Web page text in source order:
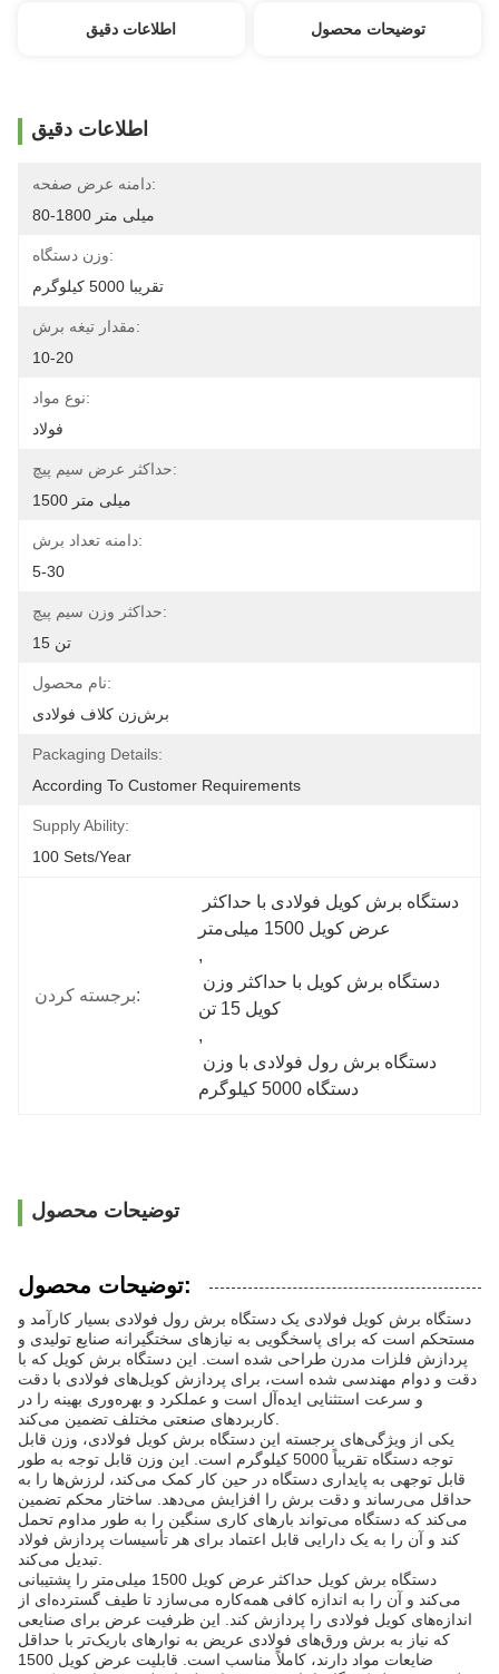
اطلاعات دقیق توضیحات محصول
اطلاعات دقیق
دامنه عرض صفحه:
80-1800 میلی متر
وزن دستگاه:
تقریبا 5000 کیلوگرم
مقدار تیغه برش:
10-20
نوع مواد:
فولاد
حداکثر عرض سیم پیچ:
1500 میلی متر
دامنه تعداد برش:
5-30
حداکثر وزن سیم پیچ:
15 تن
نام محصول:
برش‌زن کلاف فولادی
Packaging Details:
According To Customer Requirements
Supply Ability:
100 Sets/year
برجسته کردن:
عرض کویل 1500 میلی‌متر
,
کویل 15 تن
,
دستگاه 5000 کیلوگرم
توضیحات محصول
توضیحات محصول:
دستگاه برش کویل فولادی یک دستگاه برش رول فولادی بسیار کارآمد و
مستحکم است که برای پاسخگویی به نیازهای سختگیرانه صنایع تولیدی و
پردازش فلزات مدرن طراحی شده است. این دستگاه برش کویل که با
دقت و دوام مهندسی شده است، برای پردازش کویل‌های فولادی با دقت
و سرعت استثنایی ایده‌آل است و عملکرد و بهره‌وری بهینه را در
یکی از ویژگی‌های برجسته این دستگاه برش کویل فولادی، وزن قابل
توجه دستگاه تقریباً 5000 کیلوگرم است. این وزن قابل توجه به طور
قابل توجهی به پایداری دستگاه در حین کار کمک می‌کند، لرزش‌ها را به
حداقل می‌رساند و دقت برش را افزایش می‌دهد. ساختار محکم تضمین
می‌کند که دستگاه می‌تواند بارهای کاری سنگین را به طور مداوم تحمل
کند و آن را به یک دارایی قابل اعتماد برای هر تأسیسات پردازش فولاد
دستگاه برش کویل حداکثر عرض کویل 1500 میلی‌متر را پشتیبانی
می‌کند و آن را به اندازه کافی همه‌کاره می‌سازد تا طیف گسترده‌ای از
اندازه‌های کویل فولادی را پردازش کند. این ظرفیت عرض برای صنایعی
که نیاز به برش ورق‌های فولادی عریض به نوارهای باریک‌تر با حداقل
ضایعات مواد دارند، کاملاً مناسب است. قابلیت عرض کویل 1500